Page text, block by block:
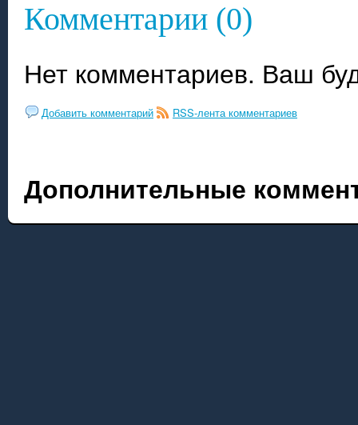
Комментарии (0)
Нет комментариев. Ваш
Добавить комментарий RSS-лента комментариев
Дополнительные